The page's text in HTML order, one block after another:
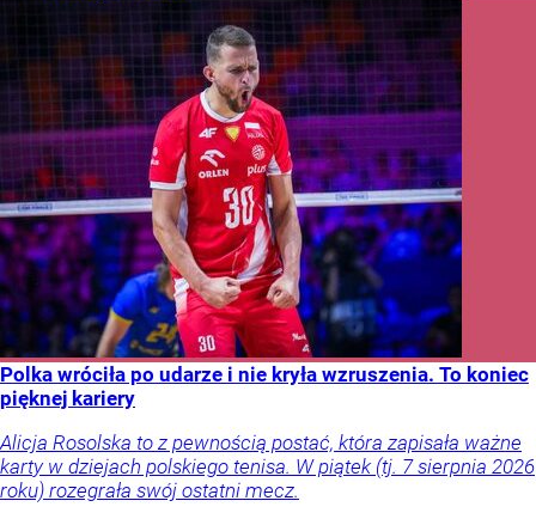
Polka wróciła po udarze i nie kryła wzruszenia. To koniec
pięknej kariery
Alicja Rosolska to z pewnością postać, która zapisała ważne
karty w dziejach polskiego tenisa. W piątek (tj. 7 sierpnia 2026
roku) rozegrała swój ostatni mecz.